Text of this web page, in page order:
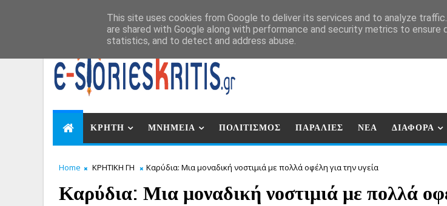
ΚΡΗΤΗ ΜΝΗΜΕΙΑ ΠΟΛΙΤΙΣΜΟΣ ΠΑΡΑΛΙΕΣ ΝΕΑ ΔΙΑΦΟΡΑ
Home ΚΡΗΤΙΚΗ ΓΗ Καρύδια: Μια μοναδική νοστιμιά με πολλά οφέλη για την υγεία
Καρύδια: Μια μοναδική νοστιμιά με πολλά
This site uses cookies from Google to deliver its services and to analyze
are shared with Google along with performance and security metrics to ensure
statistics, and to detect and address abuse.